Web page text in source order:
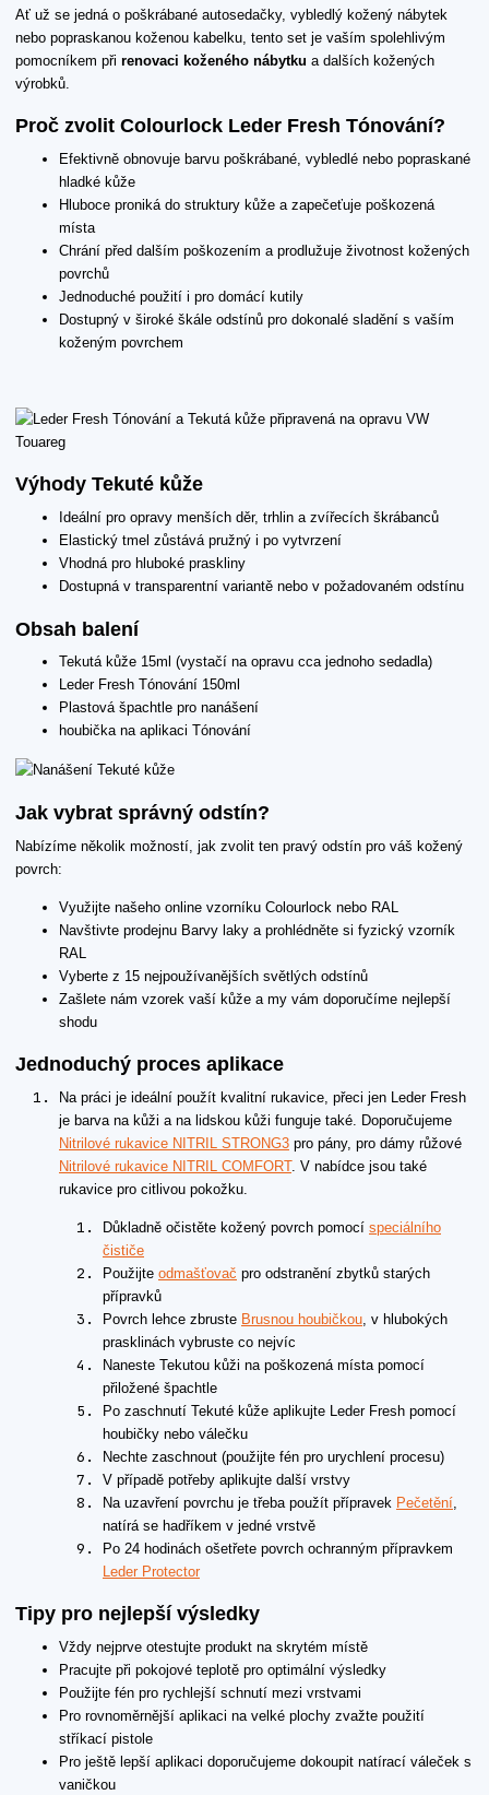
Ať už se jedná o poškrábané autosedačky, vybledlý kožený nábytek
nebo popraskanou koženou kabelku, tento set je vaším spolehlivým
pomocníkem při renovaci koženého nábytku a dalších kožených
výrobků.
Proč zvolit Colourlock Leder Fresh Tónování?
Efektivně obnovuje barvu poškrábané, vybledlé nebo popraskané
hladké kůže
Hluboce proniká do struktury kůže a zapečeťuje poškozená
místa
Chrání před dalším poškozením a prodlužuje životnost kožených
povrchů
Jednoduché použití i pro domácí kutily
Dostupný v široké škále odstínů pro dokonalé sladění s vaším
koženým povrchem
Výhody Tekuté kůže
Ideální pro opravy menších děr, trhlin a zvířecích škrábanců
Elastický tmel zůstává pružný i po vytvrzení
Vhodná pro hluboké praskliny
Dostupná v transparentní variantě nebo v požadovaném odstínu
Obsah balení
Tekutá kůže 15ml (vystačí na opravu cca jednoho sedadla)
Leder Fresh Tónování 150ml
Plastová špachtle pro nanášení
houbička na aplikaci Tónování
Jak vybrat správný odstín?
Nabízíme několik možností, jak zvolit ten pravý odstín pro váš kožený
povrch:
Využijte našeho online vzorníku Colourlock nebo RAL
Navštivte prodejnu Barvy laky a prohlédněte si fyzický vzorník
RAL
Vyberte z 15 nejpoužívanějších světlých odstínů
Zašlete nám vzorek vaší kůže a my vám doporučíme nejlepší
shodu
Jednoduchý proces aplikace
Na práci je ideální použít kvalitní rukavice, přeci jen Leder Fresh
je barva na kůži a na lidskou kůži funguje také. Doporučujeme
Nitrilové rukavice NITRIL STRONG3 pro pány, pro dámy růžové
Nitrilové rukavice NITRIL COMFORT. V nabídce jsou také
rukavice pro citlivou pokožku.
Důkladně očistěte kožený povrch pomocí speciálního
čističe
Použijte odmašťovač pro odstranění zbytků starých
přípravků
Povrch lehce zbruste Brusnou houbičkou , v hlubokých
prasklinách vybruste co nejvíc
Naneste Tekutou kůži na poškozená místa pomocí
přiložené špachtle
Po zaschnutí Tekuté kůže aplikujte Leder Fresh pomocí
houbičky nebo válečku
Nechte zaschnout (použijte fén pro urychlení procesu)
V případě potřeby aplikujte další vrstvy
Na uzavření povrchu je třeba použít přípravek Pečetění
natírá se hadříkem v jedné vrstvě
Po 24 hodinách ošetřete povrch ochranným přípravkem
Leder Protector
Tipy pro nejlepší výsledky
Vždy nejprve otestujte produkt na skrytém místě
Pracujte při pokojové teplotě pro optimální výsledky
Použijte fén pro rychlejší schnutí mezi vrstvami
Pro rovnoměrnější aplikaci na velké plochy zvažte použití
stříkací pistole
Pro ještě lepší aplikaci doporučujeme dokoupit natírací váleček s
vaničkou